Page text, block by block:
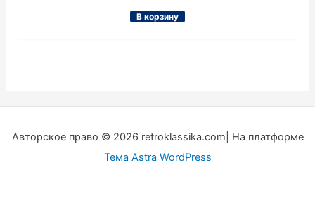
В корзину
Авторское право © 2026 retroklassika.com| На платформе
Тема Astra WordPress